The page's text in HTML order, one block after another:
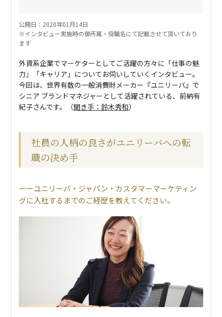
公開日：2020年01月14日
※インタビュー実施時の御所属・役職名にて記載させて頂いており
ます
外資系企業でマーケターとしてご活躍の方々に「仕事の魅
力」「キャリア」についてお伺いしていくインタビュー。
今回は、世界有数の一般消費財メーカー『ユニリーバ』で
シニア ブランドマネジャーとして活躍されている、前納有
紀子さんです。（聞き手：鈴木秀和）
社員の人柄の良さがユニリーバへの転
職の決め手
ユニリーバ・ジャパン・カスタマーマーケティン
グに入社するまでのご経歴を教えてください。